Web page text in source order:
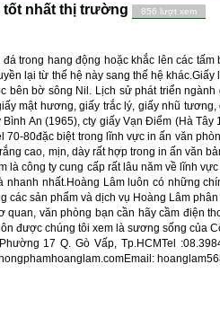
tốt nhất thị trường 856 lượt xem
trong hang động hoặc khắc lên các tấm
lại từ thế hệ này sang thế hệ khác.Giấy
bờ sông Nil. Lịch sử phát triển ngành
mật hương, giấy trắc lý, giấy nhũ
An (1965), cty giấy Vạn Điểm (Hà Tây
80đặc biệt trong lĩnh vực in ấn văn
cao, mịn, dày rất hợp trong in ấn văn
công ty cung cấp rất lâu năm về lĩnh
nhất.Hoàng Lâm luôn có những
sản phẩm và dịch vụ Hoàng Lâm
văn phòng bạn cần hãy cầm điện
được chúng tôi xem là sương sống của
17 Q. Gò Vấp, Tp.HCMTel